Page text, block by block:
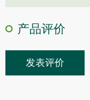
产品评价
发表评价